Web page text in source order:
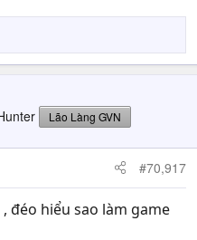
Lão Làng GVN
#70,917
đéo hiểu sao làm game